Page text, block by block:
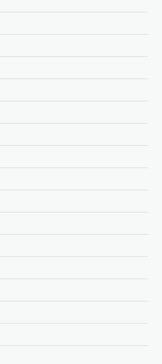
എണ്ണയും
വാങ്ങുന്ന
നടപടികൾക്ക്
നൽകി. ഇന്ത്യ,
രാജ്യങ്ങൾക്ക്
ഡ്രൈവറും
മരിച്ചു
നിന്ന് സർവീസ്
ബസാണ് മൈസൂരു-
മറിഞ്ഞത്.